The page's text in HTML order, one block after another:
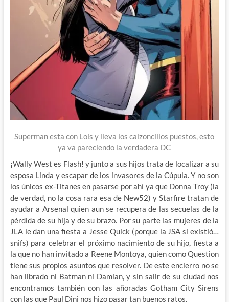
Superman esta con Lois y lleva los calzoncillos puestos, esto
ya va pareciendo la verdadera DC
¡Wally West es Flash! y junto a sus hijos trata de localizar a su
esposa Linda y escapar de los invasores de la Cúpula. Y no son
los únicos ex-Titanes en pasarse por ahí ya que Donna Troy (la
de verdad, no la cosa rara esa de New52) y Starfire tratan de
ayudar a Arsenal quien aun se recupera de las secuelas de la
pérdida de su hija y de su brazo. Por su parte las mujeres de la
JLA le dan una fiesta a Jesse Quick (porque la JSA si existió…
snifs) para celebrar el próximo nacimiento de su hijo, fiesta a
la que no han invitado a Reene Montoya, quien como Question
tiene sus propios asuntos que resolver. De este encierro no se
han librado ni Batman ni Damian, y sin salir de su ciudad nos
encontramos también con las añoradas Gotham City Sirens
con las que Paul Dini nos hizo pasar tan buenos ratos.